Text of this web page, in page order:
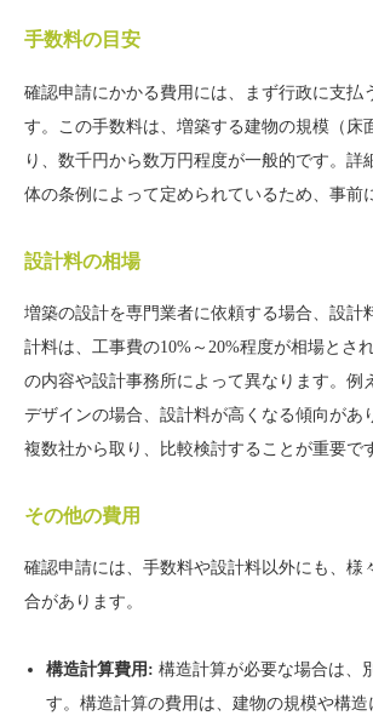
手数料の目安
確認申請にかかる費用には、まず行政に支払
す。この手数料は、増築する建物の規模（床
り、数千円から数万円程度が一般的です。詳
体の条例によって定められているため、事前
設計料の相場
増築の設計を専門業者に依頼する場合、設計
計料は、工事費の10%～20%程度が相場とさ
の内容や設計事務所によって異なります。例
デザインの場合、設計料が高くなる傾向があ
複数社から取り、比較検討することが重要で
その他の費用
確認申請には、手数料や設計料以外にも、様
合があります。
構造計算費用: 構造計算が必要な場合は、
す。構造計算の費用は、建物の規模や構造